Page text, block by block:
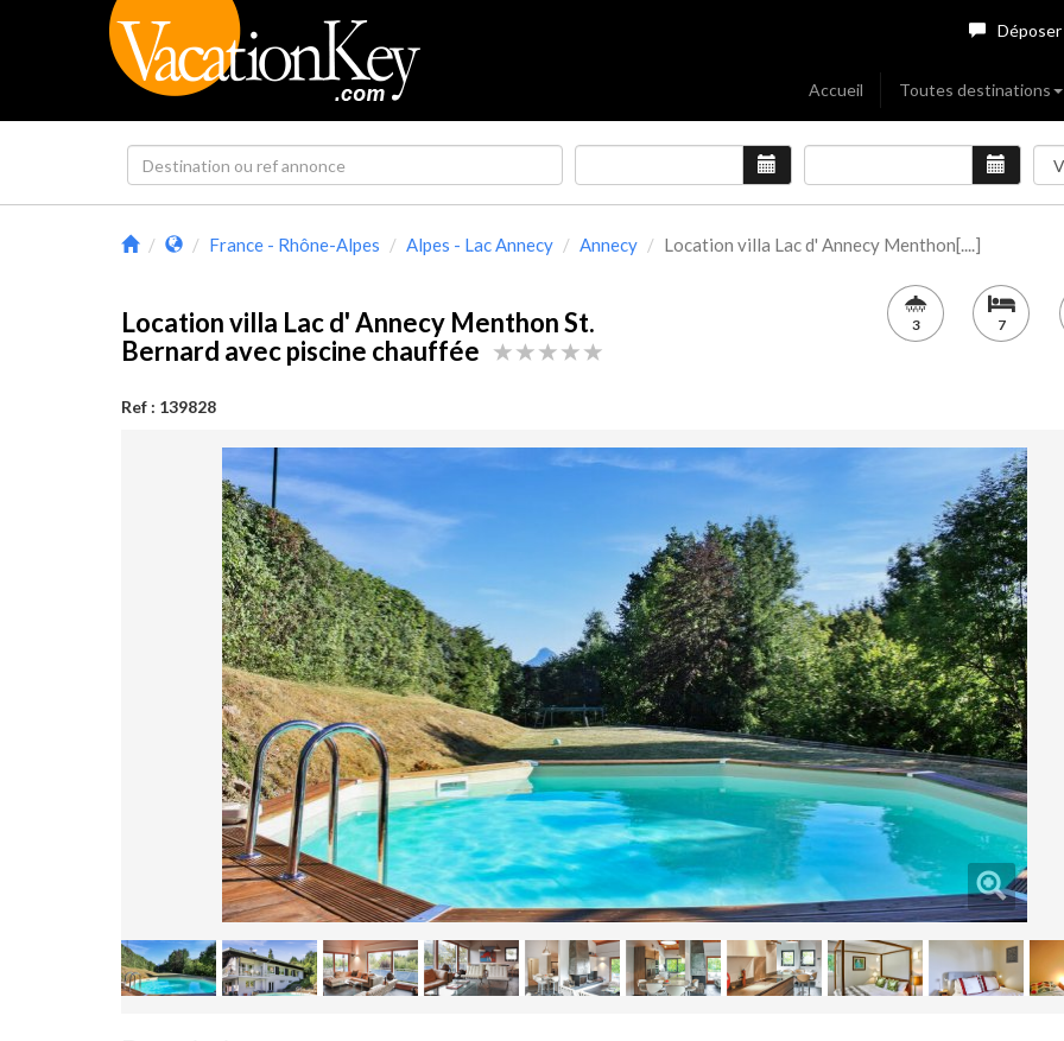
Accueil Toutes destinations
France - Rhône-Alpes Alpes - Lac Annecy Annecy Location villa Lac d' Annecy Menthon[....]
Location villa Lac d' Annecy Menthon St.
Bernard avec piscine chauffée
Ref : 139828
3 7